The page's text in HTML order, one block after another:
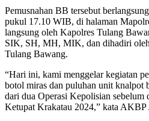
Pemusnahan BB tersebut
pukul 17.10 WIB, di halaman
langsung oleh Kapolres Tulang
SIK, SH, MH, MIK, dan dihadiri
Tulang Bawang.
“Hari ini, kami menggelar kegiatan
botol miras dan puluhan unit knalpot
dari dua Operasi Kepolisian sebelum
Ketupat Krakatau 2024,” kata AKBP